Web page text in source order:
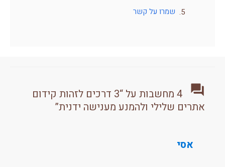
שמרו על קשר
4 מחשבות על “3 דרכים לזהות קידום
אתרים שלילי ולהמנע מענישה ידנית”
אסי